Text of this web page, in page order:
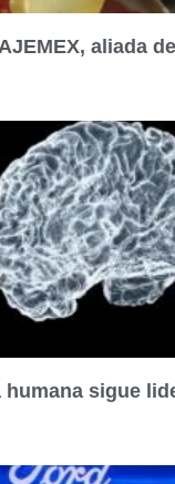
aliada
sigue